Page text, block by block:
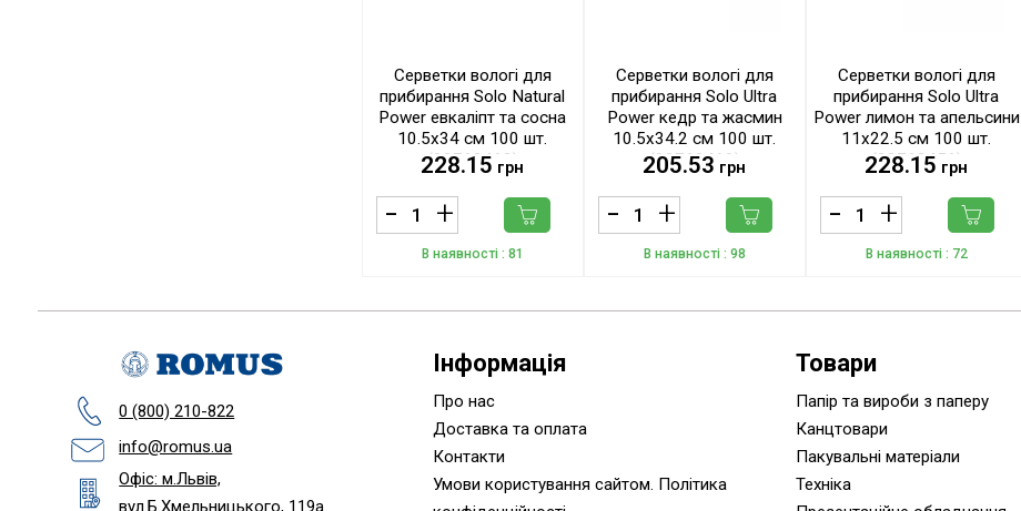
Серветки вологі для
прибирання Solo Natural
Power евкаліпт та сосна
10.5х34 см 100 шт.
(32763462)
228.15 грн
В наявності : 81
Серветки вологі для
прибирання Solo Ultra
Power кедр та жасмин
10.5х34.2 см 100 шт.
(32763460)
205.53 грн
В наявності : 98
Серветки вологі для
прибирання Solo Ultra
Power лимон та апельсини
11х22.5 см 100 шт.
(32763456)
228.15 грн
В наявності : 72
0 (800) 210-822
info@romus.ua
Офіс: м.Львів,
вул.Б.Хмельницького, 119а
Інформація
Про нас
Доставка та оплата
Контакти
Умови користування сайтом. Політика
Товари
Папір та вироби з паперу
Канцтовари
Пакувальні матеріали
Техніка